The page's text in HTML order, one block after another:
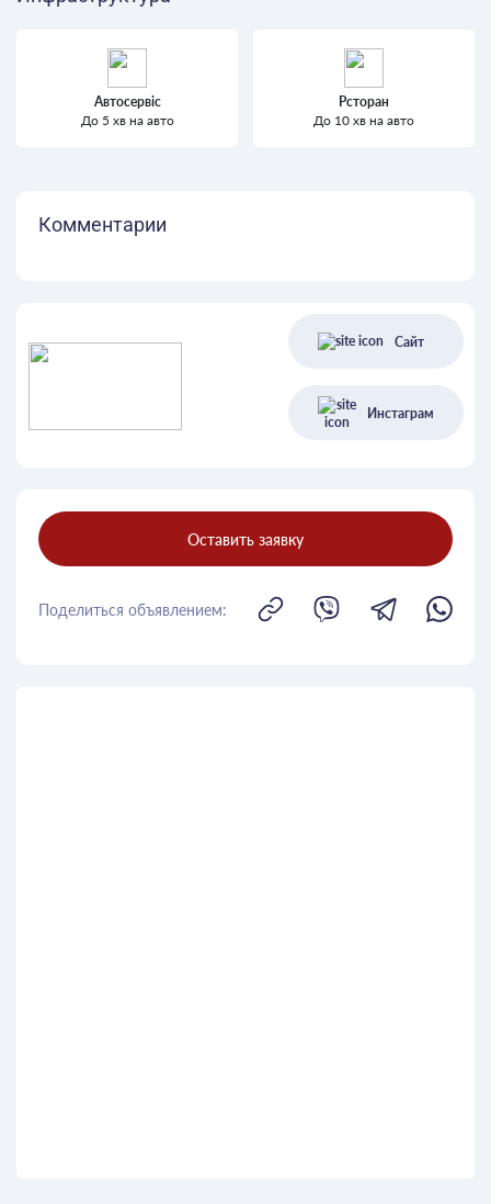
Автосервіс
До 5 хв на авто
Рсторан
До 10 хв на авто
Комментарии
Сайт
Инстаграм
Оставить заявку
Поделиться объявлением: